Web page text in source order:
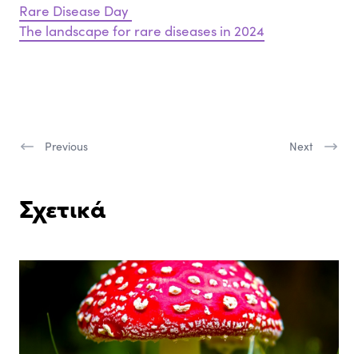
Rare Disease Day
The landscape for rare diseases in 2024
Previous Next
Σχετικά